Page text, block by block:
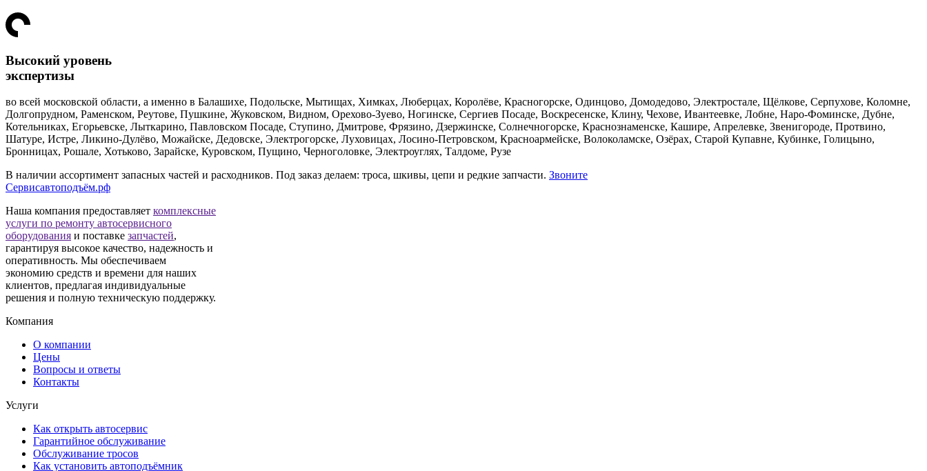
Высокий уровень
экспертизы
во всей московской области, а именно в Балашихе, Подольске, Мытищах, Химках, Люберцах, Королёве, Красногорске, Одинцово, Домодедово, Электростале, Щёлкове, Серпухове, Коломне,
Долгопрудном, Раменском, Реутове, Пушкине, Жуковском, Видном, Орехово-Зуево, Ногинске, Сергиев Посаде, Воскресенске, Клину, Чехове, Ивантеевке, Лобне, Наро-Фоминске, Дубне,
Котельниках, Егорьевске, Лыткарино, Павловском Посаде, Ступино, Дмитрове, Фрязино, Дзержинске, Солнечногорске, Краснознаменске, Кашире, Апрелевке, Звенигороде, Протвино,
Шатуре, Истре, Ликино-Дулёво, Можайске, Дедовске, Электрогорске, Луховицах, Лосино-Петровском, Красноармейске, Волоколамске, Озёрах, Старой Купавне, Кубинке, Голицыно,
Бронницах, Рошале, Хотьково, Зарайске, Куровском, Пущино, Черноголовке, Электроуглях, Талдоме, Рузе
В наличии ассортимент запасных частей и расходников. Под заказ делаем: троса, шкивы, цепи и редкие запчасти. Звоните
Сервисавтоподъём.рф
Наша компания предоставляет комплексные
услуги по ремонту автосервисного
оборудования и поставке запчастей,
гарантируя высокое качество, надежность и
оперативность. Мы обеспечиваем
экономию средств и времени для наших
клиентов, предлагая индивидуальные
решения и полную техническую поддержку.
Компания
О компании
Цены
Вопросы и ответы
Контакты
Услуги
Как открыть автосервис
Гарантийное обслуживание
Обслуживание тросов
Как установить автоподъёмник